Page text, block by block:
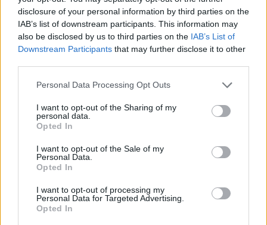
disclosure of your personal information by third parties on the
IAB’s list of downstream participants. This information may
also be disclosed by us to third parties on the IAB’s List of
Downstream Participants that may further disclose it to other
Please note that this website/app uses one or more Google
not limited to your visit or usage behaviour. You may click to
grant or deny consent to Google and its third-party tags to
use your data for below specified purposes in below Google
consent section.
Personal Data Processing Opt Outs
I want to opt-out of the Sharing of my
personal data.
Opted In
I want to opt-out of the Sale of my
Personal Data.
Opted In
I want to opt-out of processing my
Personal Data for Targeted Advertising.
Opted In
Αν τα χάσατε